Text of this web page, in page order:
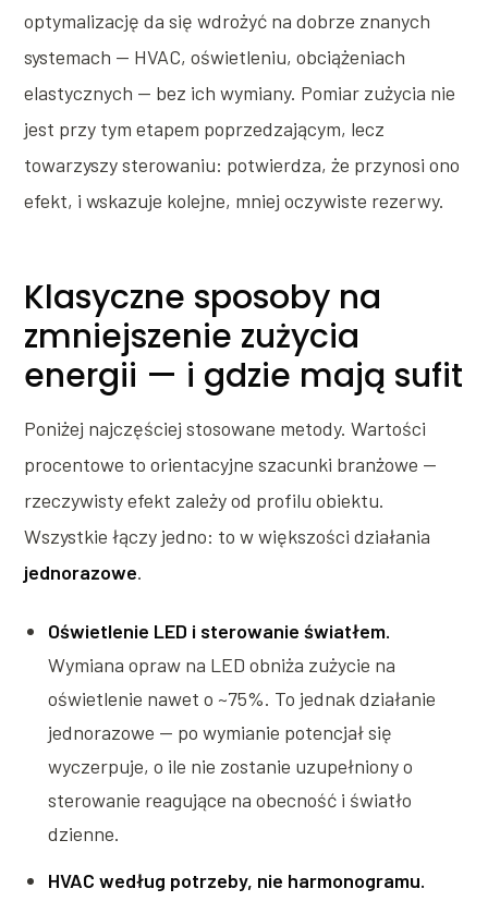
optymalizację da się wdrożyć na dobrze znanych
systemach — HVAC, oświetleniu, obciążeniach
elastycznych — bez ich wymiany. Pomiar zużycia nie
jest przy tym etapem poprzedzającym, lecz
towarzyszy sterowaniu: potwierdza, że przynosi ono
efekt, i wskazuje kolejne, mniej oczywiste rezerwy.
Klasyczne sposoby na
zmniejszenie zużycia
energii — i gdzie mają sufit
Poniżej najczęściej stosowane metody. Wartości
procentowe to orientacyjne szacunki branżowe —
rzeczywisty efekt zależy od profilu obiektu.
Wszystkie łączy jedno: to w większości działania
jednorazowe.
Oświetlenie LED i sterowanie światłem.
Wymiana opraw na LED obniża zużycie na
oświetlenie nawet o ~75%. To jednak działanie
jednorazowe — po wymianie potencjał się
wyczerpuje, o ile nie zostanie uzupełniony o
sterowanie reagujące na obecność i światło
dzienne.
HVAC według potrzeby, nie harmonogramu.